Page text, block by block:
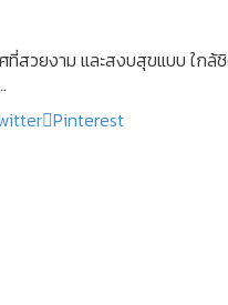
สวยงาม และสงบสุขแบบ ใกล้
Pinterest